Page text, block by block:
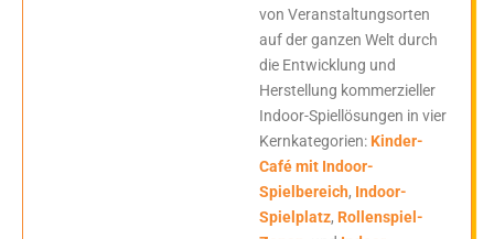
von Veranstaltungsorten
auf der ganzen Welt durch
die Entwicklung und
Herstellung kommerzieller
Indoor-Spiellösungen in vier
Kernkategorien: Kinder-
Café mit Indoor-
Spielbereich, Indoor-
Spielplatz, Rollenspiel-